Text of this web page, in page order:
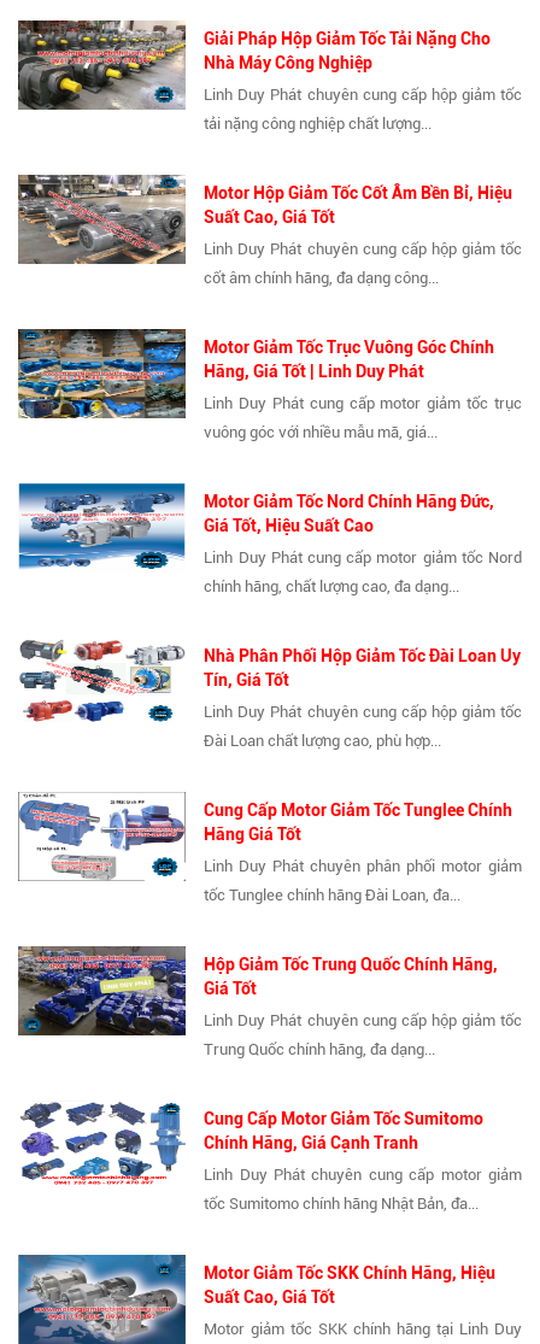
Giải Pháp Hộp Giảm Tốc Tải Nặng Cho
Nhà Máy Công Nghiệp
Linh Duy Phát chuyên cung cấp hộp giảm tốc
tải nặng công nghiệp chất lượng...
Motor Hộp Giảm Tốc Cốt Âm Bền Bỉ, Hiệu
Suất Cao, Giá Tốt
Linh Duy Phát chuyên cung cấp hộp giảm tốc
cốt âm chính hãng, đa dạng công...
Motor Giảm Tốc Trục Vuông Góc Chính
Hãng, Giá Tốt | Linh Duy Phát
Linh Duy Phát cung cấp motor giảm tốc trục
vuông góc với nhiều mẫu mã, giá...
Motor Giảm Tốc Nord Chính Hãng Đức,
Giá Tốt, Hiệu Suất Cao
Linh Duy Phát cung cấp motor giảm tốc Nord
chính hãng, chất lượng cao, đa dạng...
Nhà Phân Phối Hộp Giảm Tốc Đài Loan Uy
Tín, Giá Tốt
Linh Duy Phát chuyên cung cấp hộp giảm tốc
Đài Loan chất lượng cao, phù hợp...
Cung Cấp Motor Giảm Tốc Tunglee Chính
Hãng Giá Tốt
Linh Duy Phát chuyên phân phối motor giảm
tốc Tunglee chính hãng Đài Loan, đa...
Hộp Giảm Tốc Trung Quốc Chính Hãng,
Giá Tốt
Linh Duy Phát chuyên cung cấp hộp giảm tốc
Trung Quốc chính hãng, đa dạng...
Cung Cấp Motor Giảm Tốc Sumitomo
Chính Hãng, Giá Cạnh Tranh
Linh Duy Phát chuyên cung cấp motor giảm
tốc Sumitomo chính hãng Nhật Bản, đa...
Motor Giảm Tốc SKK Chính Hãng, Hiệu
Suất Cao, Giá Tốt
Motor giảm tốc SKK chính hãng tại Linh Duy